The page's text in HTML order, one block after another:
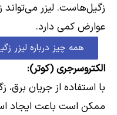
زگیل‌هاست. لیزر می‌تواند
عوارض کمی دارد.
همه چیز درباره لیزر
الکتروسرجری (کوتر):
با استفاده از جریان
ممکن است باعث ایجاد